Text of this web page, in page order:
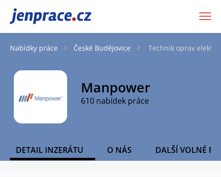
JenPráce.cz
Nabídky práce České Budějovice Technik oprav
Manpower
610 nabídek práce
DETAIL INZERÁTU O NÁS DALŠÍ VOLNÉ